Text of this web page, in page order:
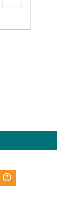
question_mark_circle